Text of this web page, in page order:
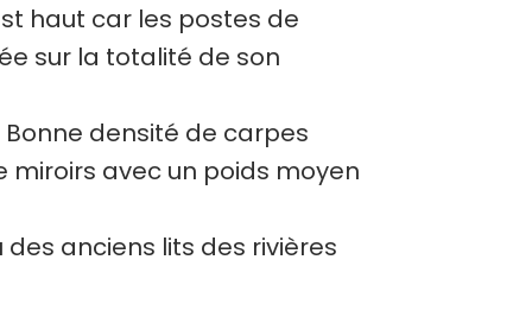
haut car les postes de
sur la totalité de son
densité de carpes
avec un poids moyen
anciens lits des rivières